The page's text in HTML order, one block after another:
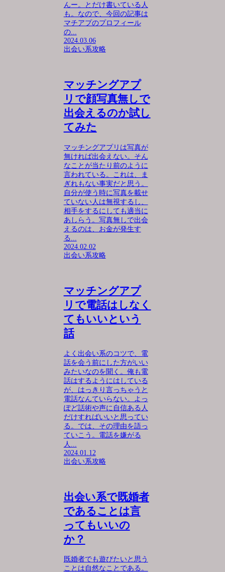
んー。とだけ書いている人
も。なので、今回の記事は
マチアプのプロフィール
の...
2024.03.06
出会い系攻略
マッチングアプ
リで顔写真無しで
出会えるのか試し
てみた
マッチングアプリは写真が
無ければ出会えない。そん
なことが当たり前のように
言われている。これは、ま
ぎれもない事実だと思う。
自分が使う時に写真を載せ
ていない人は無視するし、
相手をするにしても適当に
あしらう。写真無しで出会
えるのは、お金が発生す
る...
2024.02.02
出会い系攻略
マッチングアプ
リで電話はしなく
てもいいという
話
よく出会い系のコツで、電
話を会う前にした方がいい
みたいなのを聞く。俺も電
話はするようにはしている
が、はっきり言っちゃうと
電話なんていらない。よっ
ぽど話術や声に自信ある人
だけすればいいと思ってい
る。では、その理由を語っ
ていこう。電話を嫌がる
人...
2024.01.12
出会い系攻略
出会い系で既婚者
であることは言
ってもいいの
か？
既婚者でも遊びたいと思う
ことは自然なことである。